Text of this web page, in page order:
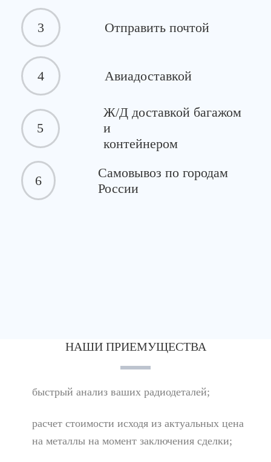
3 Отправить почтой
4 Авиадоставкой
5
Ж/Д доставкой багажом
и
контейнером
6
Самовывоз по городам
России
НАШИ ПРИЕМУЩЕСТВА
быстрый анализ ваших радиодеталей;
расчет стоимости исходя из актуальных цена
на металлы на момент заключения сделки;